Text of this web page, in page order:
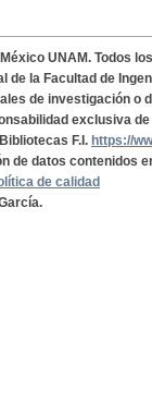
UNAM. Todos
de la Facultad de
de investigación o
exclusiva
F.I. https://
de datos contenidos
de calidad